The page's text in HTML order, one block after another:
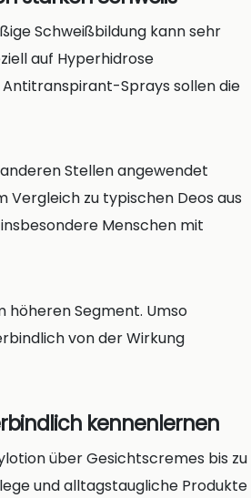
Schweißbildung kann sehr
auf Hyperhidrose
Sprays sollen die
Stellen angewendet
Vergleich zu typischen Deos aus
Menschen mit
höheren Segment. Umso
von der Wirkung
kennenlernen
über Gesichtscremes bis zu
und alltagstaugliche Produkte